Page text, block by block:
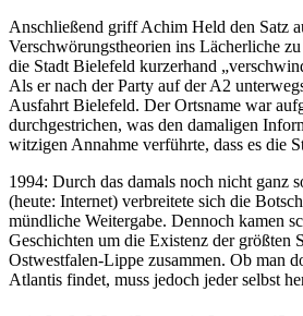
Anschließend griff Achim Held den Satz
Verschwörungstheorien ins Lächerliche
die Stadt Bielefeld kurzerhand
Als er nach der Party auf der A2
Ausfahrt Bielefeld. Der Ortsname war
durchgestrichen, was den damaligen
witzigen Annahme verführte, dass es die
1994: Durch das damals noch nicht ganz
(heute: Internet) verbreitete sich die
mündliche Weitergabe. Dennoch kamen
Geschichten um die Existenz der größten
Ostwestfalen-Lippe zusammen. Ob man
Atlantis findet, muss jedoch jeder selbst